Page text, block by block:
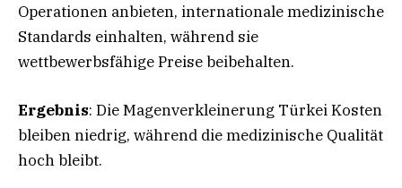
Operationen anbieten, internationale medizinische
Standards einhalten, während sie
wettbewerbsfähige Preise beibehalten.
Ergebnis: Die Magenverkleinerung Türkei Kosten
bleiben niedrig, während die medizinische Qualität
hoch bleibt.